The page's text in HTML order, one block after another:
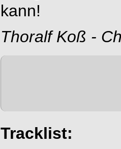
kann!
Thoralf Koß -
Tracklist: